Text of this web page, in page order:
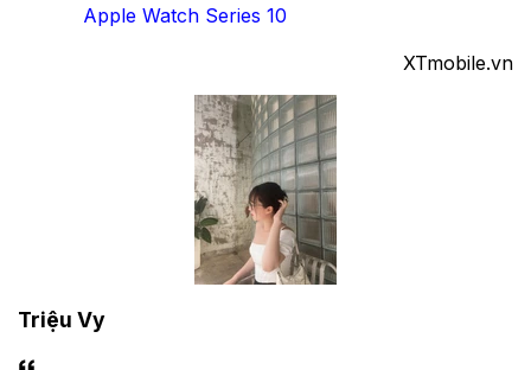
Apple Watch Series 10
XTmobile.vn
Triệu Vy